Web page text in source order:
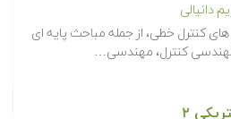
دانیالی
کنترل خطی، از جمله مباحث پایه ای
کنترل، مهندسی…
۲